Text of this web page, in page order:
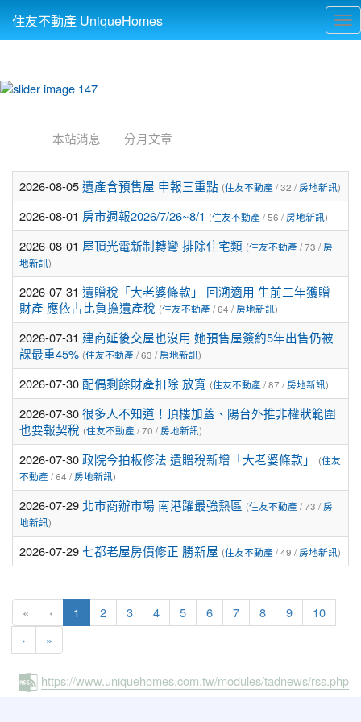
住友不動產 UniqueHomes
本站消息 分月文章
2026-08-05遺產含預售屋 申報三重點 (住友不動產 / 32 / 房地新訊)
2026-08-01 房市週報2026/7/26~8/1 (住友不動產 / 56 / 房地新訊)
2026-08-01 屋頂光電新制轉彎 排除住宅類 (住友不動產 / 73 / 房
地新訊)
2026-07-31 遺贈稅「大老婆條款」 回溯適用 生前二年獲贈
財產 應依占比負擔遺產稅 (住友不動產 / 64 / 房地新訊)
2026-07-31 建商延後交屋也沒用 她預售屋簽約5年出售仍被
課最重45% (住友不動產 / 63 / 房地新訊)
2026-07-30配偶剩餘財產扣除 放寬 (住友不動產 / 87 / 房地新訊)
2026-07-30很多人不知道！頂樓加蓋、陽台外推非權狀範圍
也要報契稅 (住友不動產 / 70 / 房地新訊)
2026-07-30政院今拍板修法 遺贈稅新增「大老婆條款」 (住友
不動產 / 64 / 房地新訊)
2026-07-29 北市商辦市場 南港躍最強熱區 (住友不動產 / 73 / 房
地新訊)
2026-07-29七都老屋房價修正 勝新屋 (住友不動產 / 49 / 房地新訊)
« ‹ 1 (current)
2 3 4 5 6 7 8 9
10
›
»
https://www.uniquehomes.com.tw/modules/tadnews/rss.php